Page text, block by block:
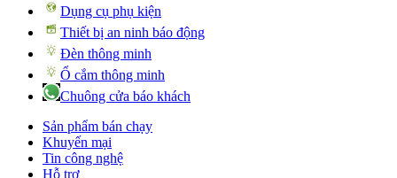
Dụng cụ phụ kiện
Thiết bị an ninh báo động
Đèn thông minh
Ổ cắm thông minh
Chuông cửa báo khách
Sản phẩm bán chạy
Khuyến mại
Tin công nghệ
Hỗ trợ